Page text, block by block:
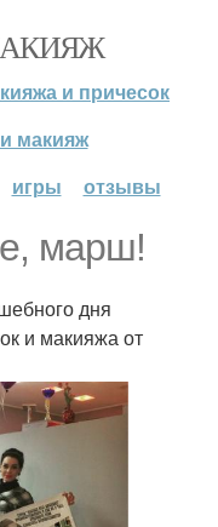
и причесок
макияж
игры отзывы
марш!
дня
и макияжа от